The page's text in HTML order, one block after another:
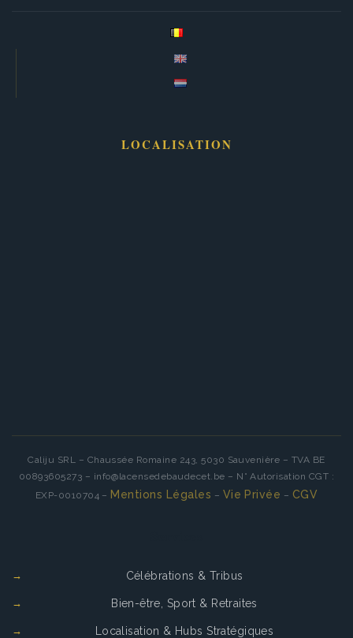
LOCALISATION
Caliju SRL – Chaussée Romaine 243, 5030 Sauvenière – TVA BE
00893605273 – info@lacensedebaudecet.be – N° Autorisation CGT :
EXP-0010704 – Mentions Légales – Vie Privée – CGV
Célébrations & Tribus
Bien-être, Sport & Retraites
Localisation & Hubs Stratégiques